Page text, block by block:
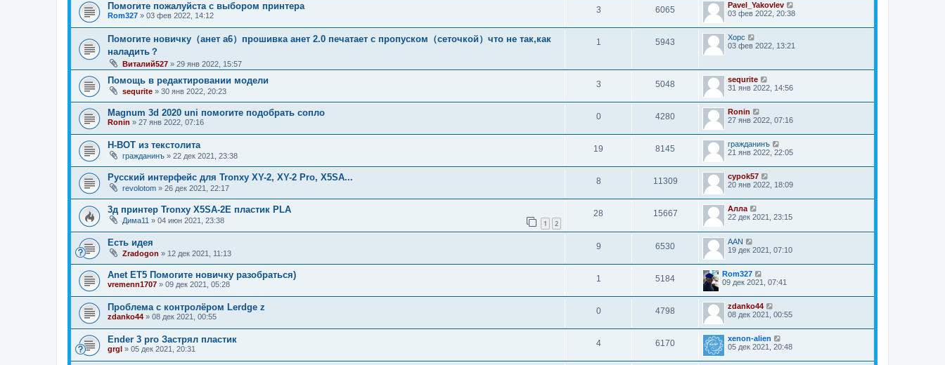
Помогите пожалуйста с выбором принтера
Rom327 » 03 фев 2022, 14:12
3 6065
Pavel_Yakovlev
03 фев 2022, 20:38
Помогите новичку（анет а6）прошивка анет 2.0 печатает с пропуском（сеточкой）что не так,как
наладить？
Виталий527 » 29 янв 2022, 15:57
1 5943
Xopc
03 фев 2022, 13:21
Помощь в редактировании модели
sequrite » 30 янв 2022, 20:23
3 5048
sequrite
31 янв 2022, 14:56
Magnum 3d 2020 uni помогите подобрать сопло
Ronin » 27 янв 2022, 07:16
0 4280
Ronin
27 янв 2022, 07:16
H-BOT из текстолита
гражданинъ » 22 дек 2021, 23:38
19 8145
гражданинъ
21 янв 2022, 22:05
Русский интерфейс для Tronxy XY-2, XY-2 Pro, X5SA...
revolotom » 26 дек 2021, 22:17
8 11309
cypok57
20 янв 2022, 18:09
3д принтер Tronxy X5SA-2E пластик PLA
Дима11 » 04 июн 2021, 23:38 1 2
28 15667
Алла
22 дек 2021, 23:15
Есть идея
Zradogon » 12 дек 2021, 11:13
9 6530
AAN
19 дек 2021, 07:10
Anet ET5 Помогите новичку разобраться)
vremenn1707 » 09 дек 2021, 05:28
1 5184
Rom327
09 дек 2021, 07:41
Проблема с контролёром Lerdge z
zdanko44 » 08 дек 2021, 00:55
0 4798
zdanko44
08 дек 2021, 00:55
Ender 3 pro Застрял пластик
grgl » 05 дек 2021, 20:31
4 6170
xenon-alien
05 дек 2021, 20:48